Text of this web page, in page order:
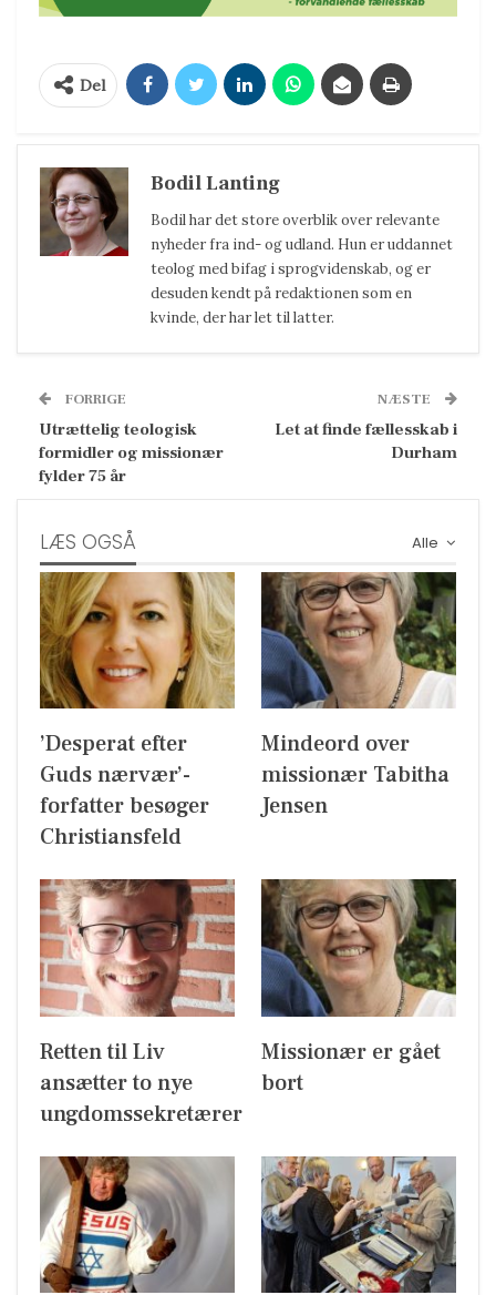
Del
Bodil Lanting
Bodil har det store overblik over relevante
nyheder fra ind- og udland. Hun er uddannet
teolog med bifag i sprogvidenskab, og er
desuden kendt på redaktionen som en
kvinde, der har let til latter.
FORRIGE
Utrættelig teologisk
formidler og missionær
fylder 75 år
NÆSTE
Let at finde fællesskab i
Durham
Alle
LÆS OGSÅ
’Desperat efter
Guds nærvær’-
forfatter besøger
Christiansfeld
Mindeord over
missionær Tabitha
Jensen
Retten til Liv
ansætter to nye
ungdomssekretærer
Missionær er gået
bort